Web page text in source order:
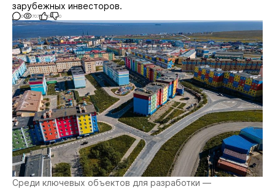
зарубежных инвесторов.
0 707 0 0
Среди ключевых объектов для разработки —